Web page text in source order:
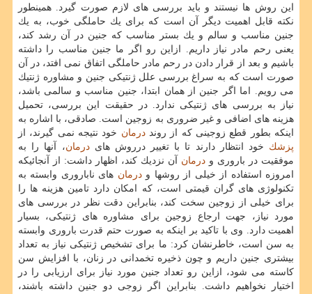
این روش ها نیستند و باید بررسی های لازم صورت گیرد. همینطور
نكته قابل اهمیت دیگر آن است كه برای یك حاملگی خوب، به یك
جنین مناسب و سالم و یك بستر مناسب كه جنین در آن رشد كند،
یعنی رحم مادر نیاز داریم. ازاین رو اگر ما جنین مناسب را داشته
باشیم و بعد از قرار دادن در رحم مادر حاملگی اتفاق نمی افتد، در آن
صورت است كه به سراغ بررسی علل ژنتیكی جنین و مشاوره ژنتیك
می رویم. اما اگر جنین از همان ابتدا، جنین مناسب و سالمی باشد،
نیاز به بررسی های ژنتیكی ندارد. در حقیقت این بررسی، تحمیل
هزینه های اضافی و غیر ضروری به زوجین است. صادقی، با اشاره به
اینكه بطور قطع زوجینی كه از رونددرمان خود نتیجه نمی گیرند، از
پزشك خود انتظار دارند تا با تغییر درروش هایدرمان، آنها را به
موفقیت در باروری و درمان آن نزدیك كند، اظهار داشت: از آنجائیكه
امروزه استفاده از خیلی از روشها ودرمان های ناباروری وابسته به
تكنولوژی های گران قیمتی است، كه امكان دارد تامین هزینه ها را
برای خیلی از زوجین سخت كند، بنابراین دقت نظر در بررسی های
مورد نیاز، جهت ارجاع زوجین برای مشاوره های ژنتیكی، بسیار
اهمیت دارد. وی با تاكید بر اینكه به صورت حتم قدرت باروری وابسته
به سن است، خاطرنشان كرد: ما برای تشخیص ژنتیكی نیاز به تعداد
بیشتری جنین داریم و چون ذخیره تخمدانی در زنان، با افزایش سن
كاسته می شود، ازاین رو تعداد جنین مورد نیاز برای ارزیابی را در
اختیار نخواهیم داشت. بنابراین اگر زوجی دو جنین داشته باشند،